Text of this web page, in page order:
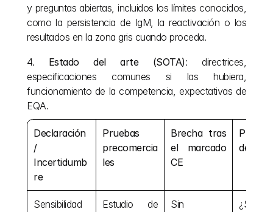
y preguntas abiertas, incluidos los límites conocidos,
como la persistencia de IgM, la reactivación o los
resultados en la zona gris cuando proceda.
4. Estado del arte (SOTA): directrices,
especificaciones comunes si las hubiera,
funcionamiento de la competencia, expectativas de
EQA.
Declaración
/
Incertidumb
re
Pruebas
precomercia
les
Brecha tras
el marcado
CE
del
Sensibilidad
Estudio de
Sin
¿Se